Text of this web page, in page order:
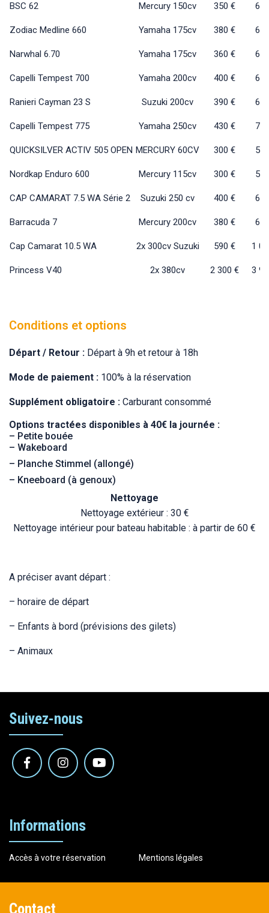
BSC 62 Mercury 150cv 350 €
Zodiac Medline 660 Yamaha 175cv 380 €
Narwhal 6.70 Yamaha 175cv 360 €
Capelli Tempest 700 Yamaha 200cv 400 €
Ranieri Cayman 23 S Suzuki 200cv 390 €
Capelli Tempest 775 Yamaha 250cv 430 €
QUICKSILVER ACTIV 505 OPEN MERCURY 60CV 300 €
Nordkap Enduro 600 Mercury 115cv 300 €
CAP CAMARAT 7.5 WA Série 2 Suzuki 250 cv 400 €
Barracuda 7 Mercury 200cv 380 €
Cap Camarat 10.5 WA 2x 300cv Suzuki 590 € 1
Princess V40 2x 380cv 2 300 € 3
Conditions et options
Départ / Retour : Départ à 9h et retour à 18h
Mode de paiement : 100% à la réservation
Supplément obligatoire : Carburant consommé
Options tractées disponibles à 40€ la journée :
– Petite bouée
– Wakeboard
– Planche Stimmel (allongé)
– Kneeboard (à genoux)
Nettoyage
Nettoyage extérieur : 30 €
Nettoyage intérieur pour bateau habitable : à partir de 60 €
A préciser avant départ :
– horaire de départ
– Enfants à bord (prévisions des gilets)
– Animaux
Suivez-nous
Informations
Accès à votre réservation Mentions légales
Contact